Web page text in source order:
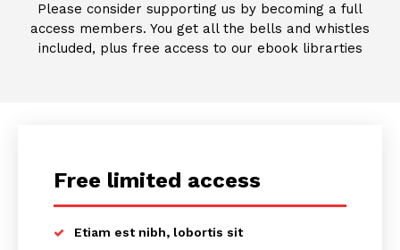
Please consider supporting us by becoming a full
access members. You get all the bells and whistles
included, plus free access to our ebook librarties
Free limited access
Etiam est nibh, lobortis sit